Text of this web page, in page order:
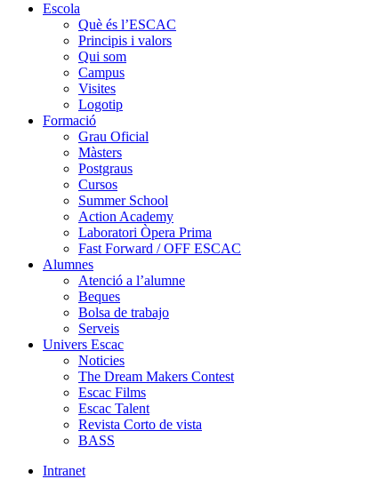
Escola
Què és l’ESCAC
Principis i valors
Qui som
Campus
Visites
Logotip
Formació
Grau Oficial
Màsters
Postgraus
Cursos
Summer School
Action Academy
Laboratori Òpera Prima
Fast Forward / OFF ESCAC
Alumnes
Atenció a l’alumne
Beques
Bolsa de trabajo
Serveis
Univers Escac
Noticies
The Dream Makers Contest
Escac Films
Escac Talent
Revista Corto de vista
BASS
Intranet